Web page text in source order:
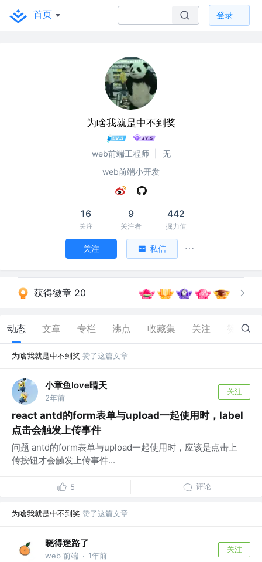
首页 登录
为啥我就是中不到奖
web前端工程师
无
web前端小开发
16
关注
9
关注者
442
掘力值
关注 私信
获得徽章 20
动态 文章 专栏 沸点 收藏集 关注 84
为啥我就是中不到奖 赞了这篇文章
小章鱼love晴天
2年前
关注
react antd的form表单与upload一起使用时，label
点击会触发上传事件
问题 antd的form表单与upload一起使用时，应该是点击上
传按钮才会触发上传事件...
5 评论
为啥我就是中不到奖 赞了这篇文章
晓得迷路了
web 前端 · 1年前
关注